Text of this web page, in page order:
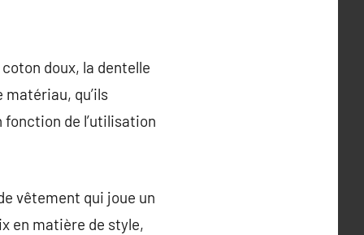
doux, la dentelle
qu’ils
fonction de l’utilisation
vêtement qui joue un
en matière de style,